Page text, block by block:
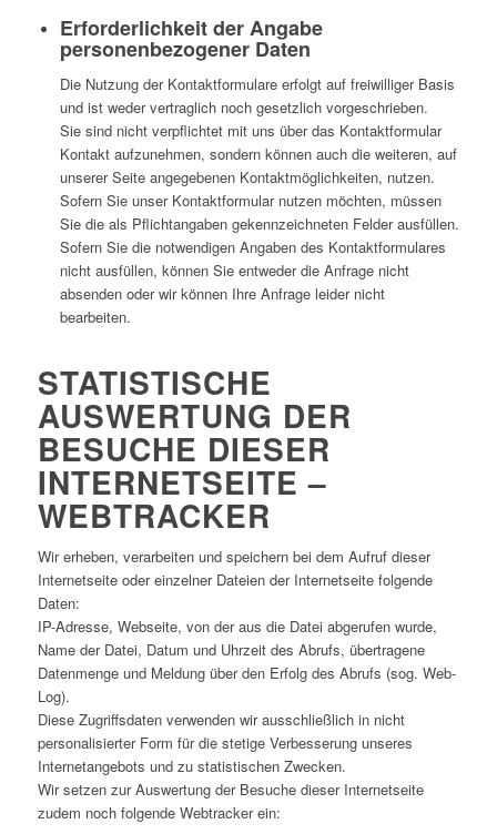
Erforderlichkeit der Angabe
personenbezogener Daten
Die Nutzung der Kontaktformulare erfolgt auf freiwilliger Basis
und ist weder vertraglich noch gesetzlich vorgeschrieben.
Sie sind nicht verpflichtet mit uns über das Kontaktformular
Kontakt aufzunehmen, sondern können auch die weiteren, auf
unserer Seite angegebenen Kontaktmöglichkeiten, nutzen.
Sofern Sie unser Kontaktformular nutzen möchten, müssen
Sie die als Pflichtangaben gekennzeichneten Felder ausfüllen.
Sofern Sie die notwendigen Angaben des Kontaktformulares
nicht ausfüllen, können Sie entweder die Anfrage nicht
absenden oder wir können Ihre Anfrage leider nicht
bearbeiten.
STATISTISCHE
AUSWERTUNG DER
BESUCHE DIESER
INTERNETSEITE –
WEBTRACKER
Wir erheben, verarbeiten und speichern bei dem Aufruf dieser
Internetseite oder einzelner Dateien der Internetseite folgende
Daten:
IP-Adresse, Webseite, von der aus die Datei abgerufen wurde,
Name der Datei, Datum und Uhrzeit des Abrufs, übertragene
Datenmenge und Meldung über den Erfolg des Abrufs (sog. Web-
Log).
Diese Zugriffsdaten verwenden wir ausschließlich in nicht
personalisierter Form für die stetige Verbesserung unseres
Internetangebots und zu statistischen Zwecken.
Wir setzen zur Auswertung der Besuche dieser Internetseite
zudem noch folgende Webtracker ein: